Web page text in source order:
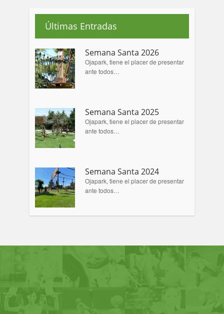
Últimas Entradas
Semana Santa 2026
Ojapark, tiene el placer de presentar
ante todos…
Semana Santa 2025
Ojapark, tiene el placer de presentar
ante todos…
Semana Santa 2024
Ojapark, tiene el placer de presentar
ante todos…